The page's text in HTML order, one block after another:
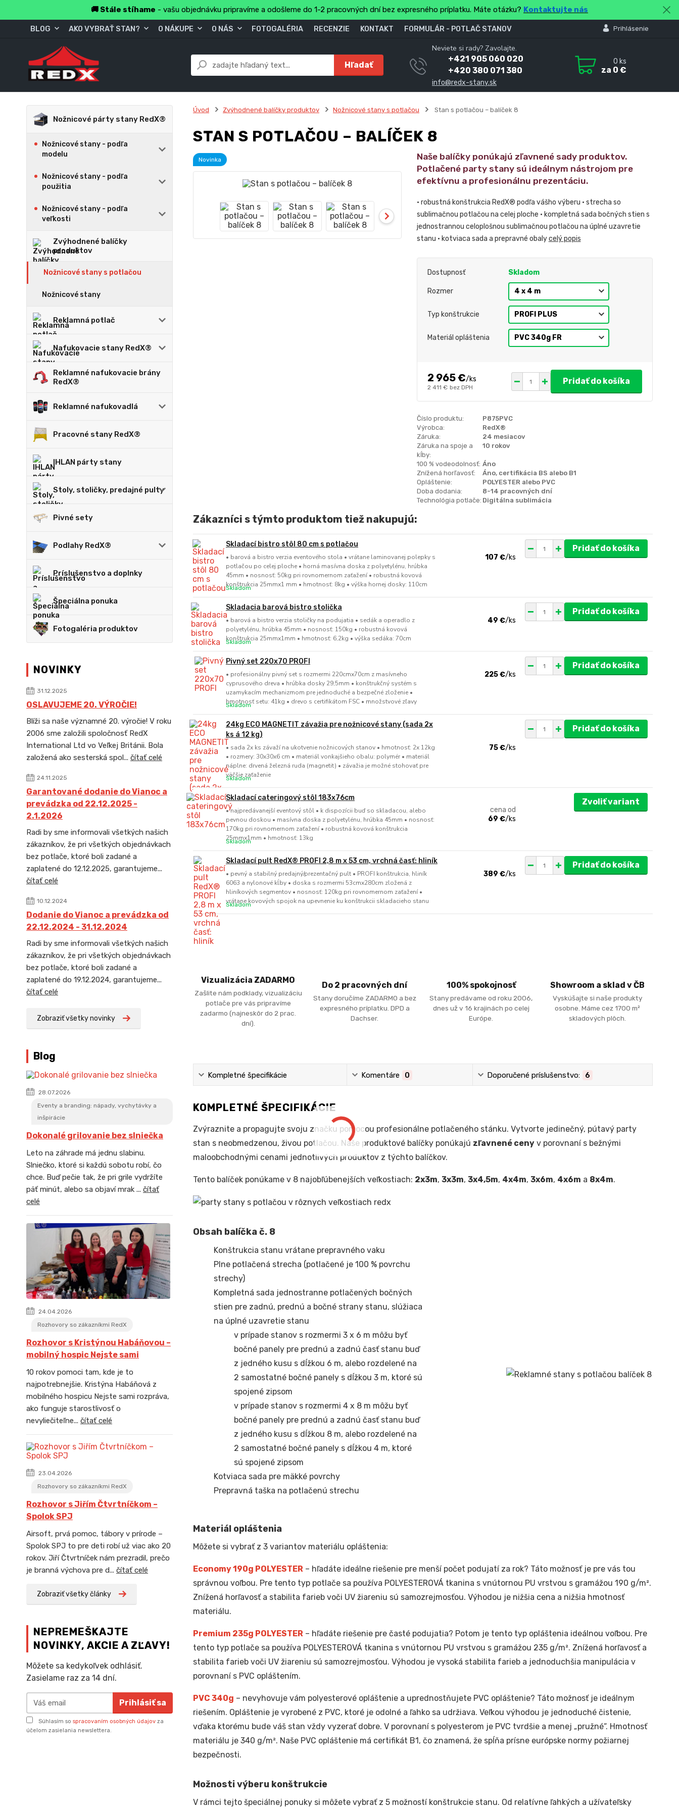
🚚 Stále stíhame - vašu objednávku pripravíme a odošleme do 1-2 pracovných dní bez expresného príplatku. Máte otázku? Kontaktujte nás
BLOG AKO VYBRAŤ STAN? O NÁKUPE O NÁS FOTOGALÉRIA RECENZIE KONTAKT FORMULÁR - POTLAČ STANOV Prihlásenie
Hľadať
Neviete si rady? Zavolajte.
+421 905 060 020
+420 380 071 380
info@redx-stany.sk
0 ks
za 0 €
Nožnicové párty stany RedX®
Nožnicové stany - podľa
modelu
Nožnicové stany - podľa
použitia
Nožnicové stany - podľa
veľkosti
Zvýhodnené balíčky
produktov
Nožnicové stany s potlačou
Nožnicové stany
Reklamná potlač
Nafukovacie stany RedX®
Reklamné nafukovacie brány
RedX®
Reklamné nafukovadlá
Pracovné stany RedX®
IHLAN párty stany
Stoly, stoličky, predajné pulty
Pivné sety
Podlahy RedX®
Príslušenstvo a doplnky
Špeciálna ponuka
Fotogaléria produktov
NOVINKY
31.12.2025
OSLAVUJEME 20. VÝROČIE!
Blíži sa naše významné 20. výročie! V roku
2006 sme založili spoločnosť RedX
International Ltd vo Veľkej Británii. Bola
založená ako sesterská spol... čítať celé
24.11.2025
Garantované dodanie do Vianoc a
prevádzka od 22.12.2025 -
2.1.2026
Radi by sme informovali všetkých našich
zákazníkov, že pri všetkých objednávkach
bez potlače, ktoré boli zadané a
zaplatené do 12.12.2025, garantujeme...
čítať celé
10.12.2024
Dodanie do Vianoc a prevádzka od
22.12.2024 - 31.12.2024
Radi by sme informovali všetkých našich
zákazníkov, že pri všetkých objednávkach
bez potlače, ktoré boli zadané a
zaplatené do 19.12.2024, garantujeme...
čítať celé
Zobraziť všetky novinky
Blog
28.07.2026
Eventy a branding: nápady, vychytávky a
inšpirácie
Dokonalé grilovanie bez slniečka
Leto na záhrade má jednu slabinu.
Slniečko, ktoré si každú sobotu robí, čo
chce. Buď pečie tak, že pri grile vydržíte
päť minút, alebo sa objaví mrak ... čítať
celé
24.04.2026
Rozhovory so zákazníkmi RedX
Rozhovor s Kristýnou Habáňovou –
mobilný hospic Nejste sami
10 rokov pomoci tam, kde je to
najpotrebnejšie. Kristýna Habáňová z
mobilného hospicu Nejste sami rozpráva,
ako funguje starostlivosť o
nevyliečiteľne... čítať celé
23.04.2026
Rozhovory so zákazníkmi RedX
Rozhovor s Jiřím Čtvrtníčkom –
Spolok SPJ
Airsoft, prvá pomoc, tábory v prírode –
Spolok SPJ to pre deti robí už viac ako 20
rokov. Jiří Čtvrtníček nám prezradil, prečo
je branná výchova pre d... čítať celé
Zobraziť všetky články
NEPREMEŠKAJTE
NOVINKY, AKCIE A ZĽAVY!
Môžete sa kedykoľvek odhlásiť.
Zasielame raz za 14 dní.
Prihlásiť sa
Súhlasím so spracovaním osobných údajov za
účelom zasielania newslettera.
Úvod Zvýhodnené balíčky produktov Nožnicové stany s potlačou Stan s potlačou – balíček 8
STAN S POTLAČOU – BALÍČEK 8
Novinka
Naše balíčky ponúkajú zľavnené sady produktov.
Potlačené party stany sú ideálnym nástrojom pre
efektívnu a profesionálnu prezentáciu.
• robustná konštrukcia RedX® podľa vášho výberu • strecha so
sublimačnou potlačou na celej ploche • kompletná sada bočných stien s
jednostrannou celoplošnou sublimačnou potlačou na úplné uzavretie
stanu • kotviaca sada a prepravné obalycelý popis
Dostupnosť Skladom
Rozmer
Typ konštrukcie
Materiál opláštenia
2 965 €/ks
2 411 € bez DPH
Pridať do košíka
Číslo produktu:
P875PVC
Výrobca:
RedX®
Záruka:
24 mesiacov
Záruka na spoje a
kĺby:
10 rokov
100 % vodeodolnosť: Áno
Znížená horľavosť:
Áno, certifikácia BS alebo B1
Opláštenie:
POLYESTER alebo PVC
Doba dodania:
8-14 pracovných dní
Technológia potlače: Digitálna sublimácia
Zákazníci s týmto produktom tiež nakupujú:
Skladací bistro stôl 80 cm s potlačou
• barová a bistro verzia eventového stola • vrátane laminovanej polepky s
potlačou po celej ploche • horná masívna doska z polyetylénu, hrúbka
45mm • nosnosť: 50kg pri rovnomernom zaťažení • robustná kovová
konštrukcia 25mmx1 mm • hmotnosť: 8kg • výška hornej dosky: 110cm
107 €/ks
Skladom
Pridať do košíka
Skladacia barová bistro stolička
• barová a bistro verzia stoličky na podujatia • sedák a operadlo z
polyetylénu, hrúbka 45mm • nosnosť: 150kg • robustná kovová
konštrukcia 25mmx1mm • hmotnosť: 6,2kg • výška sedáka: 70cm
49 €/ks
Skladom
Pridať do košíka
Pivný set 220x70 PROFI
• profesionálny pivný set s rozmermi 220cmx70cm z masívneho
cyprusového dreva • hrúbka dosky 29,5mm • konštrukčný systém s
uzamykacím mechanizmom pre jednoduché a bezpečné zloženie •
hmotnosť setu: 41kg • drevo s certifikátom FSC • množstvové zľavy
225 €/ks
Skladom
Pridať do košíka
24kg ECO MAGNETIT závažia pre nožnicové stany (sada 2x
ks á 12 kg)
• sada 2x ks závaží na ukotvenie nožnicových stanov • hmotnosť: 2x 12kg
• rozmery: 30x30x6 cm • materiál vonkajšieho obalu: polymér • materiál
náplne: drvená železná ruda (magnetit) • závažia je možné stohovať pre
väčšie zaťaženie
75 €/ks
Skladom
Pridať do košíka
Skladací cateringový stôl 183x76cm
• najpredávanejší eventový stôl • k dispozícii buď so skladacou, alebo
pevnou doskou • masívna doska z polyetylénu, hrúbka 45mm • nosnosť:
170kg pri rovnomernom zaťažení • robustná kovová konštrukcia
25mmx1mm • hmotnosť: 13kg
cena od
69 €/ks
Skladom
Zvoliť variant
Skladací pult RedX® PROFI 2,8 m x 53 cm, vrchná časť: hliník
• pevný a stabilný predajný/prezentačný pult • PROFI konštrukcia, hliník
6063 a nylonové kĺby • doska s rozmermi 53cmx280cm zložená z
hliníkových segmentov • nosnosť: 120kg pri rovnomernom zaťažení •
vrátane kovových spojok na upevnenie ku konštrukcii skladacieho stanu
389 €/ks
Skladom
Pridať do košíka
Vizualizácia ZADARMO
Zašlite nám podklady, vizualizáciu
potlače pre vás pripravíme
zadarmo (najneskôr do 2 prac.
dní).
Do 2 pracovných dní
Stany doručíme ZADARMO a bez
expresného príplatku. DPD a
Dachser.
100% spokojnosť
Stany predávame od roku 2006,
dnes už v 16 krajinách po celej
Európe.
Showroom a sklad v ČB
Vyskúšajte si naše produkty
osobne. Máme cez 1700 m²
skladových plôch.
Kompletné špecifikácie Komentáre 0 Doporučené príslušenstvo: 6
KOMPLETNÉ ŠPECIFIKÁCIE
Zvýraznite a propagujte svoju značku pomocou profesionálne potlačeného stánku. Vytvorte jedinečný, pútavý party
stan s neobmedzenou, živou potlačou. Naše produktové balíčky ponúkajú zľavnené cenyv porovnaní s bežnými
maloobchodnými cenami jednotlivých produktov z týchto balíčkov.
Tento balíček ponúkame v 8 najobľúbenejších veľkostiach: 2x3m, 3x3m, 3x4,5m, 4x4m, 3x6m, 4x6m a 8x4m.
Obsah balíčka č. 8
Konštrukcia stanu vrátane prepravného vaku
Plne potlačená strecha (potlačené je 100 % povrchu
strechy)
Kompletná sada jednostranne potlačených bočných
stien pre zadnú, prednú a bočné strany stanu, slúžiaca
na úplné uzavretie stanu
v prípade stanov s rozmermi 3 x 6 m môžu byť
bočné panely pre prednú a zadnú časť stanu buď
z jedného kusu s dĺžkou 6 m, alebo rozdelené na
2 samostatné bočné panely s dĺžkou 3 m, ktoré sú
spojené zipsom
v prípade stanov s rozmermi 4 x 8 m môžu byť
bočné panely pre prednú a zadnú časť stanu buď
z jedného kusu s dĺžkou 8 m, alebo rozdelené na
2 samostatné bočné panely s dĺžkou 4 m, ktoré
sú spojené zipsom
Kotviaca sada pre mäkké povrchy
Prepravná taška na potlačenú strechu
Materiál opláštenia
Môžete si vybrať z 3 variantov materiálu opláštenia:
Economy 190g POLYESTER– hľadáte ideálne riešenie pre menší počet podujatí za rok? Táto možnosť je pre vás tou
správnou voľbou. Pre tento typ potlače sa používa POLYESTEROVÁ tkanina s vnútornou PU vrstvou s gramážou 190 g/m².
Znížená horľavosť a stabilita farieb voči UV žiareniu sú samozrejmosťou. Výhodou je nižšia cena a nižšia hmotnosť
materiálu.
Premium 235g POLYESTER– hľadáte riešenie pre časté podujatia? Potom je tento typ opláštenia ideálnou voľbou. Pre
tento typ potlače sa používa POLYESTEROVÁ tkanina s vnútornou PU vrstvou s gramážou 235 g/m². Znížená horľavosť a
stabilita farieb voči UV žiareniu sú samozrejmosťou. Výhodou je vysoká stabilita farieb a jednoduchšia manipulácia v
porovnaní s PVC opláštením.
PVC 340g – nevyhovuje vám polyesterové opláštenie a uprednostňujete PVC opláštenie? Táto možnosť je ideálnym
riešením. Opláštenie je vyrobené z PVC, ktoré je odolné a ľahko sa udržiava. Veľkou výhodou je jednoduché čistenie,
vďaka ktorému bude váš stan vždy vyzerať dobre. V porovnaní s polyesterom je PVC tvrdšie a menej „pružné“. Hmotnosť
materiálu je 340 g/m². Naše PVC opláštenie má certifikát B1, čo znamená, že spĺňa prísne európske normy požiarnej
bezpečnosti.
Možnosti výberu konštrukcie
V rámci tejto špeciálnej ponuky si môžete vybrať z 5 možností konštrukcie stanu. Od relatívne ľahkých a užívateľsky